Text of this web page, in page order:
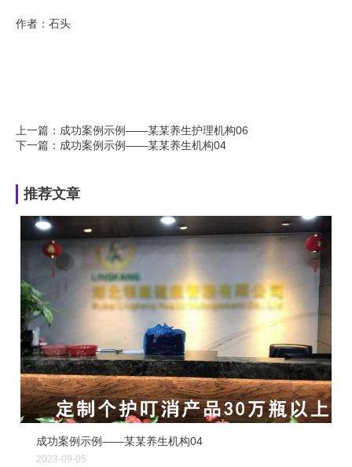
作者：石头
上一篇：成功案例示例——某某养生护理机构06
下一篇：成功案例示例——某某养生机构04
推荐文章
成功案例示例——某某养生机构04
2023-09-05